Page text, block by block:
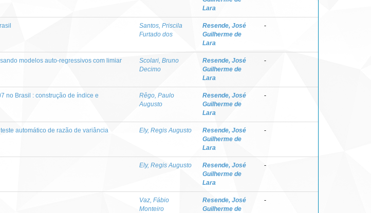
Lara
Santos, Priscila
Furtado dos
Resende, José
Guilherme de
Lara
-
modelos auto-regressivos com limiar
Scolari, Bruno
Decimo
Resende, José
Guilherme de
Lara
-
no Brasil : construção de índice e
Rêgo, Paulo
Augusto
Resende, José
Guilherme de
Lara
-
automático de razão de variância Ely, Regis Augusto
Resende, José
Guilherme de
Lara
-
Ely, Regis Augusto
Resende, José
Guilherme de
Lara
-
Vaz, Fábio
Monteiro
Resende, José
Guilherme de
-